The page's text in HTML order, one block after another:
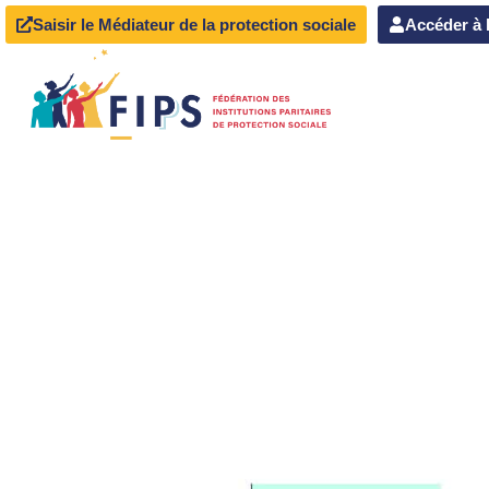
Saisir le Médiateur de la protection sociale Accéder à